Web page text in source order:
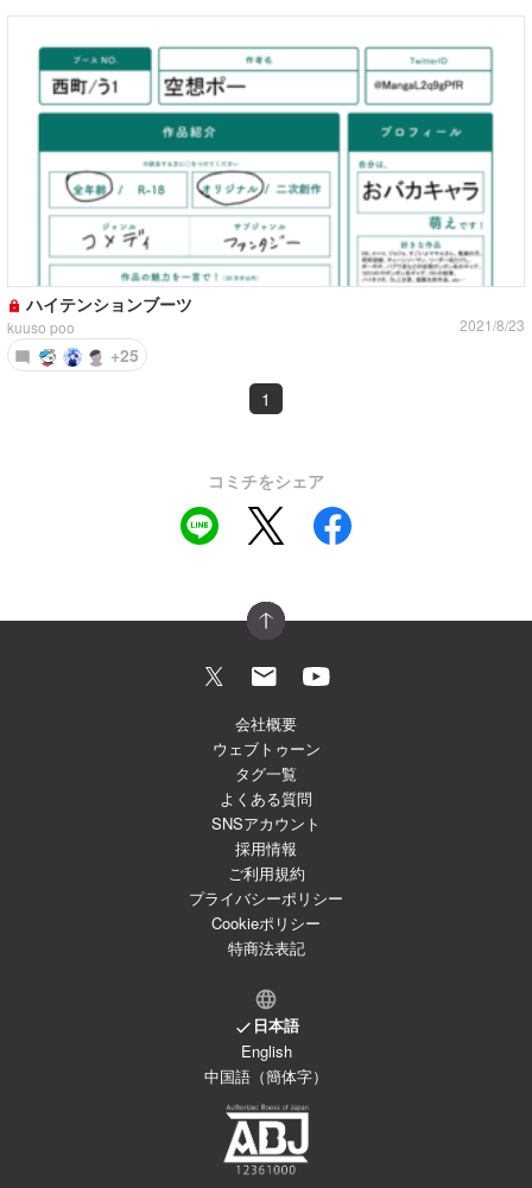
ハイテンションブーツ
kuuso poo 2021/8/23
+25
1
コミチをシェア
会社概要
ウェブトゥーン
タグ一覧
よくある質問
SNSアカウント
採用情報
ご利用規約
プライバシーポリシー
Cookieポリシー
特商法表記
日本語
English
中国語（簡体字）